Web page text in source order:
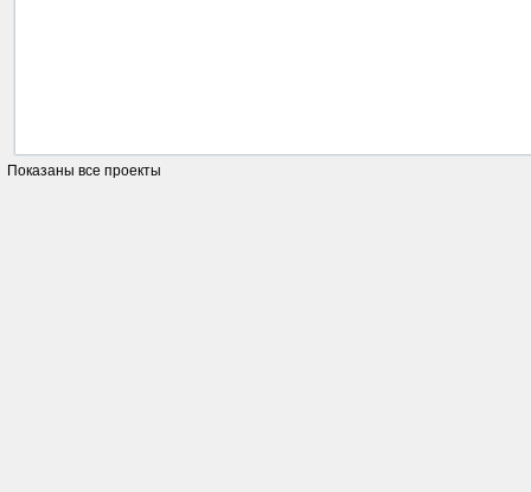
Показаны все проекты